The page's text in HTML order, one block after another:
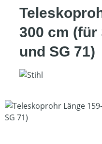
300 cm (für
und SG 71)
Bildergalerie überspringen